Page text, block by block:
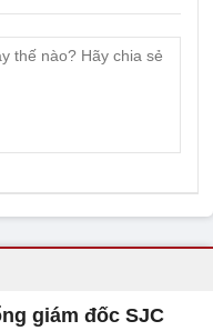
giám đốc SJC